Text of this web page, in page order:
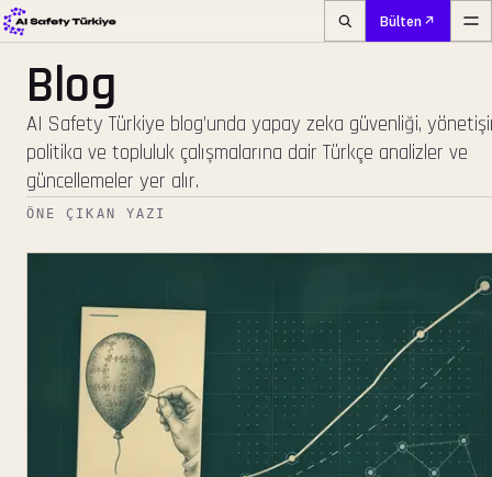
Bülten
Blog
AI Safety Türkiye blog’unda yapay zeka güvenliği,
politika ve topluluk çalışmalarına dair Türkçe analizler ve
güncellemeler yer alır.
ÖNE ÇIKAN YAZI